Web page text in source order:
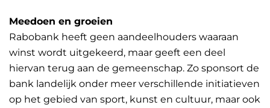
Meedoen en groeien
Rabobank heeft geen aandeelhouders waaraan
winst wordt uitgekeerd, maar geeft een deel
hiervan terug aan de gemeenschap. Zo sponsort de
bank landelijk onder meer verschillende initiatieven
op het gebied van sport, kunst en cultuur, maar ook